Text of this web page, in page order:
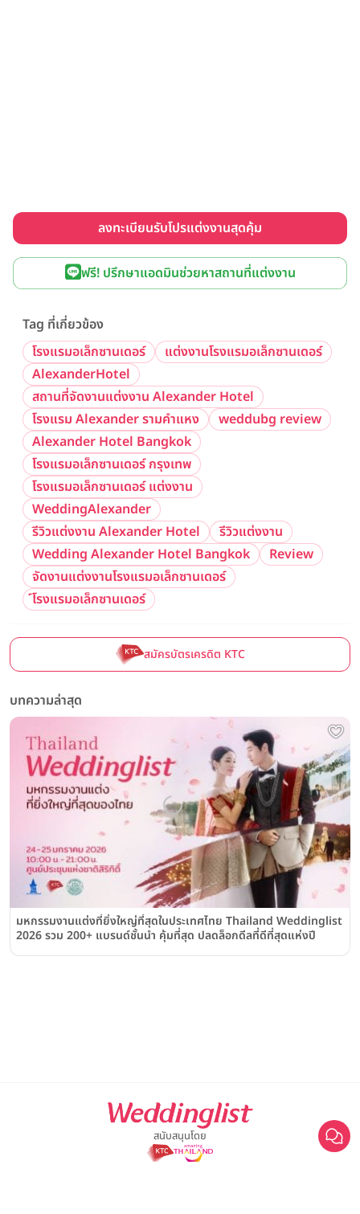
ลงทะเบียนรับโปรแต่งงานสุดคุ้ม
ฟรี! ปรึกษาแอดมินช่วยหาสถานที่แต่งงาน
Tag ที่เกี่ยวข้อง
โรงแรมอเล็กซานเดอร์
แต่งงานโรงแรมอเล็กซานเดอร์
AlexanderHotel
สถานที่จัดงานแต่งงาน Alexander Hotel
โรงแรม Alexander รามคำแหง
weddubg review
Alexander Hotel Bangkok
โรงแรมอเล็กซานเดอร์ กรุงเทพ
โรงแรมอเล็กซานเดอร์ แต่งงาน
WeddingAlexander
รีวิวแต่งงาน Alexander Hotel
รีวิวแต่งงาน
Wedding Alexander Hotel Bangkok
Review
จัดงานแต่งงานโรงแรมอเล็กซานเดอร์
์โรงแรมอเล็กซานเดอร์
สมัครบัตรเครดิต KTC
บทความล่าสุด
มหกรรมงานแต่งที่ยิ่งใหญ่ที่สุดในประเทศไทย Thailand Weddinglist
2026 รวม 200+ แบรนด์ชั้นนำ คุ้มที่สุด ปลดล็อกดีลที่ดีที่สุดแห่งปี
สนับสนุนโดย